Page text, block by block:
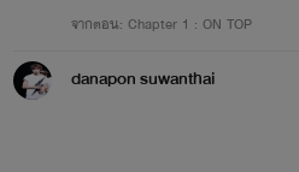
จากตอน: Chapter 1 : ON TOP
danapon suwanthai